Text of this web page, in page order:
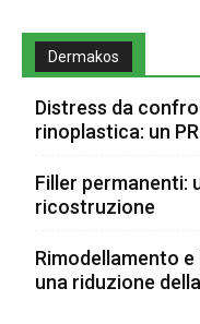
Dermakos
Distress da
rinoplastica: un
Filler permanenti:
ricostruzione
Rimodellamento
una riduzione